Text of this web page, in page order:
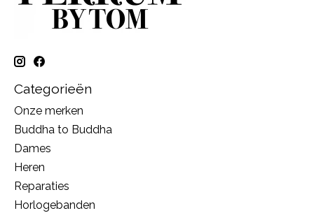
Categorieën
Onze merken
Buddha to Buddha
Dames
Heren
Reparaties
Horlogebanden